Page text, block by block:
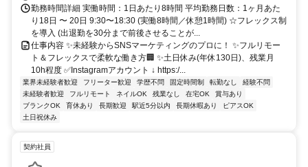
勤務時間詳細 実働時間：1日あたり8時間 平均勤務日数：1ヶ月あた
り18日 〜 20日 9:30〜18:30 (実働8時間／休憩1時間) ☆フレックス制
を導入 (出退勤を30分まで前後させることが...
仕事内容 ✨未経験からSNSマーケティングのプロに！ ✨フルリモー
ト＆フレックスで柔軟な働き方🏢 ✨土日休み(年休130日)、残業月
10h程度 ✅Instagramアカウント ↓ https:/...
業界未経験者歓迎 フリーター歓迎 学歴不問 固定時間制 転勤なし
経験不問
未経験者歓迎
フルリモート ネイルOK 残業なし 在宅OK
賞与あり
ブランクOK
育休あり 長期歓迎 駅近5分以内 長期休暇あり
ピアスOK
土日祝休み
契約社員